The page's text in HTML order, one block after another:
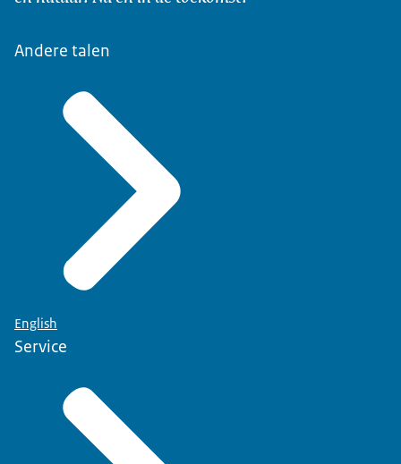
Audiobeschrijving
mp31,1 MB
Download
maatschappelijke relevantie ervan.
wisselende beelden, onverwachte
camerastandpunten en de grappige
tussenkomsten van de interviewer zorgen voor een
informele sfeer.
In deze video is het de beurt aan Lianne. Zij werkt
als Teammanager voor de NVWA. Lianne bevindt
zich in een bistro in Franse stijl. Ze kijkt recht in de
camera wanneer ze de vragen van de interviewer
grapjes in de video gestopt: op een bepaald
vermenigvuldigd. Dan zitten er 3 identieke Liannes
aan het tafeltje en staan er twee dezelfde
barmannen achter de tapkast.
Andere talen
English
Service